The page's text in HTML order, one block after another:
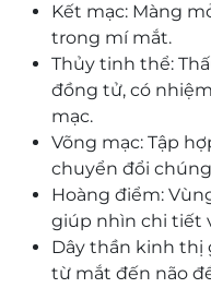
Kết mạc: Màng
trong mí mắt.
Thủy tinh thể:
đồng tử, có
mạc.
Võng mạc: Tập
chuyển đổi
Hoàng điểm:
giúp nhìn chi tiết
Dây thần kinh thị
từ mắt đến não